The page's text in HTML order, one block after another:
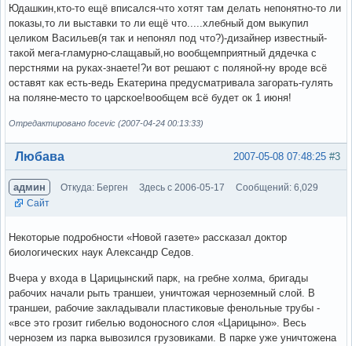
Юдашкин,кто-то ещё вписался-что хотят там делать непонятно-то ли
показы,то ли выставки то ли ещё что.....хлебный дом выкупил
целиком Васильев(я так и непонял под что?)-дизайнер известный-
такой мега-гламурно-слащавый,но вообщемприятный дядечка с
перстнями на руках-знаете!?и вот решают с поляной-ну вроде всё
оставят как есть-ведь Екатерина предусматривала загорать-гулять
на поляне-место то царское!вообщем всё будет ок 1 июня!
Отредактировано focevic (2007-04-24 00:13:33)
Вне форума #3
2007-05-08 07:48:25
Любава
админ Откуда: Берген Здесь с 2006-05-17
Сообщений: 6,029
Сайт
Некоторые подробности «Новой газете» рассказал доктор
биологических наук Александр Седов.
Вчера у входа в Царицынский парк, на гребне холма, бригады
рабочих начали рыть траншеи, уничтожая черноземный слой. В
траншеи, рабочие закладывали пластиковые фенольные трубы -
«все это грозит гибелью водоносного слоя «Царицыно». Весь
чернозем из парка вывозился грузовиками. В парке уже уничтожена